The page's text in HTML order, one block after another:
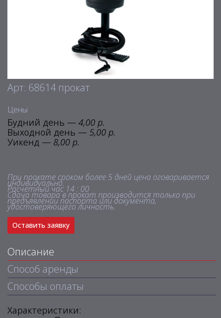
Арт: 68614 прокат
Цены
Будний день — 4,00 р.
Выходной день — 5,00 р.
Уикенд — 8,00 р.
При прокате сроком более 5 дней цена оговаривается
индивидуально.
Расчетный час 14 : 00
Сдача товара в прокат производится только при
предъявлении паспорта или документа,
удостоверяющего личность.
Оставить заявку
Описание
Способ аренды
Способы оплаты
Характеристики: